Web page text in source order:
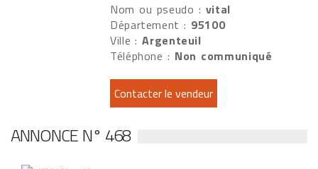
Nom ou pseudo : vital
Département : 95100
Ville :Argenteuil
Téléphone : Non communiqué
ANNONCE N° 468